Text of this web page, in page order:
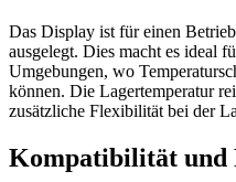
Das Display ist für einen
ausgelegt. Dies macht es ideal
Umgebungen, wo
können. Die Lagertemperatur
zusätzliche Flexibilität bei der
Kompatibilität und